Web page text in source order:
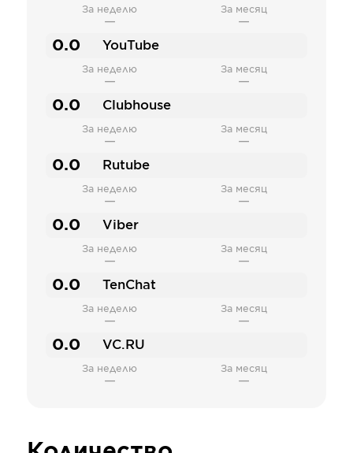
За неделю
—
За месяц
—
0.0 YouTube
За неделю
—
За месяц
—
0.0 Clubhouse
За неделю
—
За месяц
—
0.0 Rutube
За неделю
—
За месяц
—
0.0 Viber
За неделю
—
За месяц
—
0.0 TenChat
За неделю
—
За месяц
—
0.0 VC.RU
За неделю
—
За месяц
—